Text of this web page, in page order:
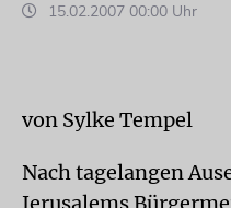
15.02.2007 00:00 Uhr
von Sylke Tempel
Nach tagelangen